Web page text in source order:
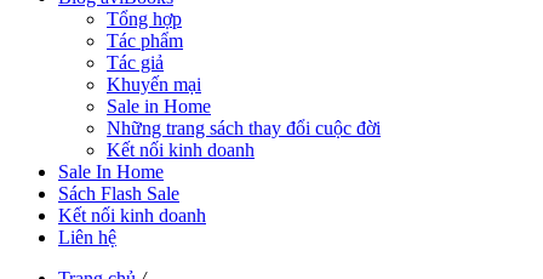
Tổng hợp
Tác phẩm
Tác giả
Khuyến mại
Sale in Home
Những trang sách thay đổi cuộc đời
Kết nối kinh doanh
Sale In Home
Sách Flash Sale
Kết nối kinh doanh
Liên hệ